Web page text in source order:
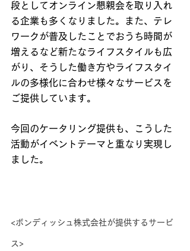
段としてオンライン懇親会を取り入れ
る企業も多くなりました。また、テレ
ワークが普及したことでおうち時間が
増えるなど新たなライフスタイルも広
がり、そうした働き方やライフスタイ
ルの多様化に合わせ様々なサービスを
ご提供しています。
今回のケータリング提供も、こうした
活動がイベントテーマと重なり実現し
ました。
<ボンディッシュ株式会社が提供するサービ
ス>